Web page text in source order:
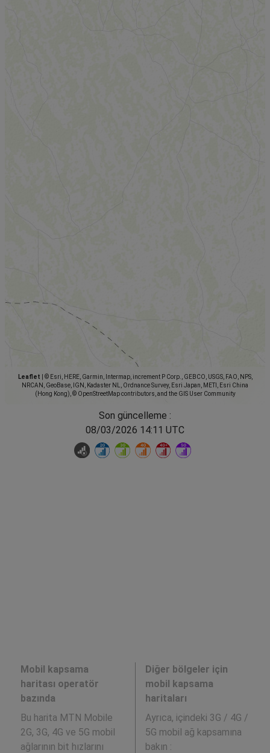
Leaflet
© Esri, HERE, Garmin, Intermap, increment P Corp., GEBCO, USGS, FAO, NPS,
NRCAN, GeoBase, IGN, Kadaster NL, Ordnance Survey, Esri Japan, METI, Esri China
(Hong Kong), © OpenStreetMap contributors, and the GIS User Community
Son güncelleme :
08/03/2026 14:11 UTC
Mobil kapsama
haritası operatör
bazında
Bu harita MTN Mobile
2G, 3G, 4G ve 5G mobil
ağlarının bit hızlarını
Diğer bölgeler için
mobil kapsama
haritaları
Ayrıca, içindeki 3G / 4G /
5G mobil ağ kapsamına
bakın :